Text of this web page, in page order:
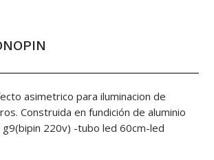
asimetrico para iluminacion de
Construida en fundición de aluminio
g9(bipin 220v) -tubo led 60cm-led